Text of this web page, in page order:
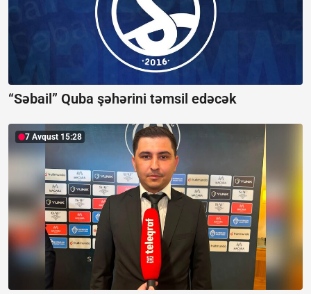
“Səbail” Quba şəhərini təmsil edəcək
7 Avqust 15:28